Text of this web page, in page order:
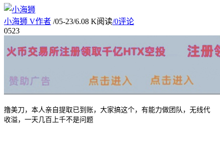
小海狮 V作者 /05-23/6.08 K阅读/0评论
0523
撸美刀，本人亲自提取已到账，大家搞这个，有能力做团队，无线代
收溢，一天几百上千不是问题